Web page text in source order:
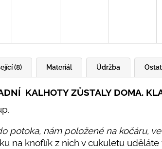
(8) Materiál Údržba
KALHOTY ZŮSTALY DOMA.
potoka, nám položené na kočáru,
na knoflík z nich v cukuletu uděláte